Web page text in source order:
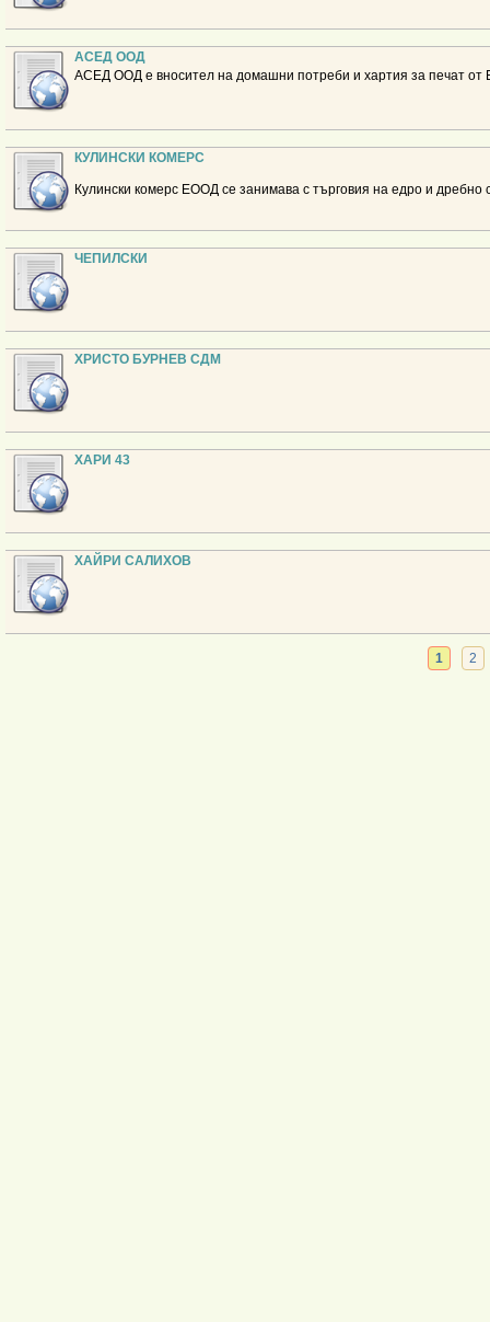
АСЕД ООД
АСЕД ООД е вносител на домашни потреби и хартия за печат
КУЛИНСКИ КОМЕРС
Кулински комерс ЕООД се занимава с търговия на едро и дребно
ЧЕПИЛСКИ
ХРИСТО БУРНЕВ СДМ
ХАРИ 43
ХАЙРИ САЛИХОВ
1 2